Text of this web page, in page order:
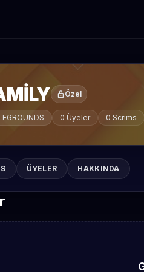
lock Özel
0 Üyeler 0 Scrims
ÜYELER HAKKINDA